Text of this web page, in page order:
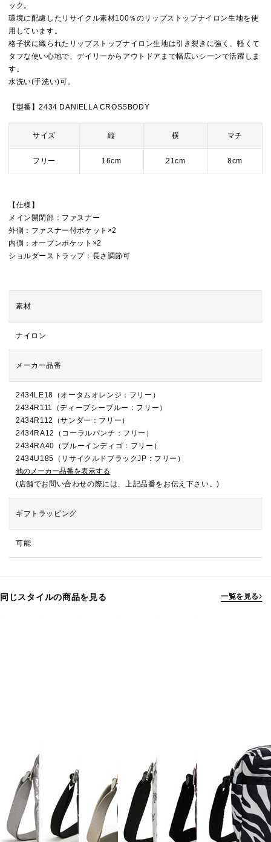
ック。
環境に配慮したリサイクル素材100％のリップストップナイロン生地を使
用しています。
格子状に織られたリップストップナイロン生地は引き裂きに強く、軽くて
タフな使い心地で、デイリーからアウトドアまで幅広いシーンで活躍しま
す。
水洗い(手洗い)可。
【型番】2434 DANIELLA CROSSBODY
サイズ 縦 横 マチ
フリー 16cm 21cm 8cm
【仕様】
メイン開閉部：ファスナー
外側：ファスナー付ポケット×2
内側：オープンポケット×2
ショルダーストラップ：長さ調節可
素材
ナイロン
メーカー品番
2434LE18（オータムオレンジ：フリー）
2434R111（ディープシーブルー：フリー）
2434R112（サンダー：フリー）
2434RA12（コーラルパンチ：フリー）
2434RA40（ブルーインディゴ：フリー）
2434U185（リサイクルドブラックJP：フリー）
他のメーカー品番を表示する
(店舗でお問い合わせの際には、上記品番をお伝え下さい。)
ギフトラッピング
可能
同じスタイルの商品を見る 一覧を見る